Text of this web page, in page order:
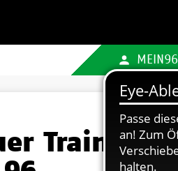
MEIN96
Trainer